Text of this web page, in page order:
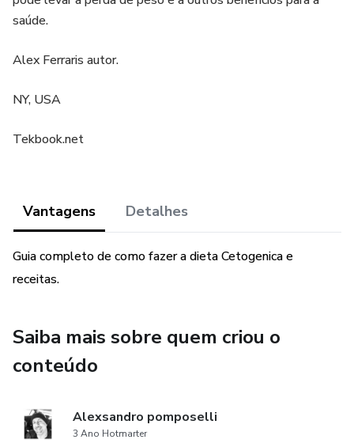
saúde.
Alex Ferraris autor.
NY, USA
Tekbook.net
Vantagens Detalhes
Guia completo de como fazer a dieta Cetogenica e
receitas.
Saiba mais sobre quem criou o
conteúdo
Alexsandro pomposelli
3 Ano Hotmarter